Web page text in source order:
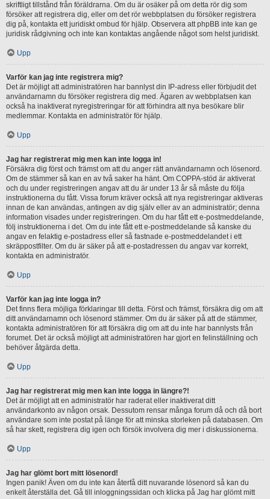
skriftligt tillstånd från föräldrarna. Om du är osäker på om detta rör dig som
försöker att registrera dig, eller om det rör webbplatsen du försöker registrera
dig på, kontakta ett juridiskt ombud för hjälp. Observera att phpBB inte kan ge
juridisk rådgivning och inte kan kontaktas angående något som helst juridiskt.
Upp
Varför kan jag inte registrera mig?
Det är möjligt att administratören har bannlyst din IP-adress eller förbjudit det
användarnamn du försöker registrera dig med. Ägaren av webbplatsen kan
också ha inaktiverat nyregistreringar för att förhindra att nya besökare blir
medlemmar. Kontakta en administratör för hjälp.
Upp
Jag har registrerat mig men kan inte logga in!
Försäkra dig först och främst om att du anger rätt användarnamn och lösenord.
Om de stämmer så kan en av två saker ha hänt. Om COPPA-stöd är aktiverat
och du under registreringen angav att du är under 13 år så måste du följa
instruktionerna du fått. Vissa forum kräver också att nya registreringar aktiveras
innan de kan användas, antingen av dig själv eller av an administratör; denna
information visades under registreringen. Om du har fått ett e-postmeddelande,
följ instruktionerna i det. Om du inte fått ett e-postmeddelande så kanske du
angav en felaktig e-postadress eller så fastnade e-postmeddelandet i ett
skräppostfilter. Om du är säker på att e-postadressen du angav var korrekt,
kontakta en administratör.
Upp
Varför kan jag inte logga in?
Det finns flera möjliga förklaringar till detta. Först och främst, försäkra dig om att
ditt användarnamn och lösenord stämmer. Om du är säker på att de stämmer,
kontakta administratören för att försäkra dig om att du inte har bannlysts från
forumet. Det är också möjligt att administratören har gjort en felinställning och
behöver åtgärda detta.
Upp
Jag har registrerat mig men kan inte logga in längre?!
Det är möjligt att en administratör har raderat eller inaktiverat ditt
användarkonto av någon orsak. Dessutom rensar många forum då och då bort
användare som inte postat på länge för att minska storleken på databasen. Om
så har skett, registrera dig igen och försök involvera dig mer i diskussionerna.
Upp
Jag har glömt bort mitt lösenord!
Ingen panik! Även om du inte kan återfå ditt nuvarande lösenord så kan du
enkelt återställa det. Gå till inloggningssidan och klicka på Jag har glömt mitt